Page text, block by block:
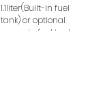
1.1liter(Built-in fuel
tank) or optional
seperate fuel tank